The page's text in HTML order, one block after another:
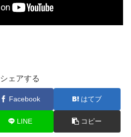
シェアする
Facebook はてブ
LINE コピー